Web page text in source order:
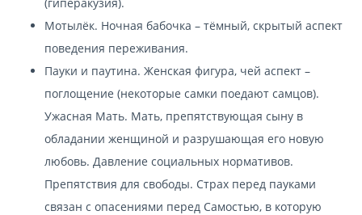
Мотылёк. Ночная бабочка – тёмный, скрытый аспект
поведения переживания.
Пауки и паутина. Женская фигура, чей аспект –
поглощение (некоторые самки поедают самцов).
Ужасная Мать. Мать, препятствующая сыну в
обладании женщиной и разрушающая его новую
любовь. Давление социальных нормативов.
Препятствия для свободы. Страх перед пауками
связан с опасениями перед Самостью, в которую